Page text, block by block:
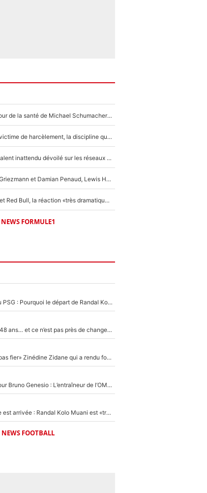
Nouvelle rumeur autour de la santé de Michael Schumacher : Sa femme Corinna sort du silence
F1 - Lewis Hamilton victime de harcèlement, la discipline qui lui a évité le pire : «J'aurais probablement mal tourné»
Lewis Hamilton : Le talent inattendu dévoilé sur les réseaux sociaux qui a impressionné Kim Kardashian pendant leurs vacances en amoureux !
F1 : Comme Antoine Griezmann et Damian Penaud, Lewis Hamilton se lance dans le business des cartes à collectionner !
F1 : Max Verstappen et Red Bull, la réaction «très dramatique» des fans qui agace le quadruple champion du monde !
NEWS FORMULE1
Zion Suzuki arrive au PSG : Pourquoi le départ de Randal Kolo Muani a tout changé pour le transfert du gardien japonais
Du jamais vu depuis 48 ans… et ce n’est pas près de changer : L’IA met déjà fin au rêve de Khvicha Kvaratskhelia avec le PSG
Le geste dont n’est «pas fier» Zinédine Zidane qui a rendu fou Didier Deschamps
Mauvaise surprise pour Bruno Genesio : L’entraîneur de l’OM est déçu et s’attendait à beaucoup mieux à Marseille
La fin de son calvaire est arrivée : Randal Kolo Muani est «très content et soulagé» d’avoir enfin définitivement quitté le PSG
NEWS FOOTBALL